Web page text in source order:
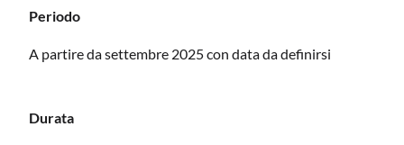
Periodo
A partire da settembre 2025 con data da definirsi
Durata